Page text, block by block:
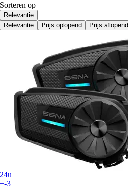
Sorteren op
Relevantie
Relevantie
Prijs oplopend Prijs aflopend
24u
+-3